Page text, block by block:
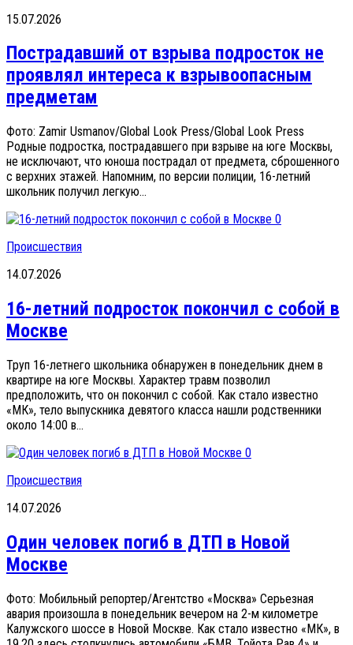
15.07.2026
Пострадавший от взрыва подросток не
проявлял интереса к взрывоопасным
предметам
Фото: Zamir Usmanov/Global Look Press/Global Look Press
Родные подростка, пострадавшего при взрыве на юге Москвы,
не исключают, что юноша пострадал от предмета, сброшенного
с верхних этажей. Напомним, по версии полиции, 16-летний
школьник получил легкую...
0
Происшествия
14.07.2026
16-летний подросток покончил с собой в
Москве
Труп 16-летнего школьника обнаружен в понедельник днем в
квартире на юге Москвы. Характер травм позволил
предположить, что он покончил с собой. Как стало известно
«МК», тело выпускника девятого класса нашли родственники
около 14:00 в...
0
Происшествия
14.07.2026
Один человек погиб в ДТП в Новой
Москве
Фото: Мобильный репортер/Агентство «Москва» Серьезная
авария произошла в понедельник вечером на 2-м километре
Калужского шоссе в Новой Москве. Как стало известно «МК», в